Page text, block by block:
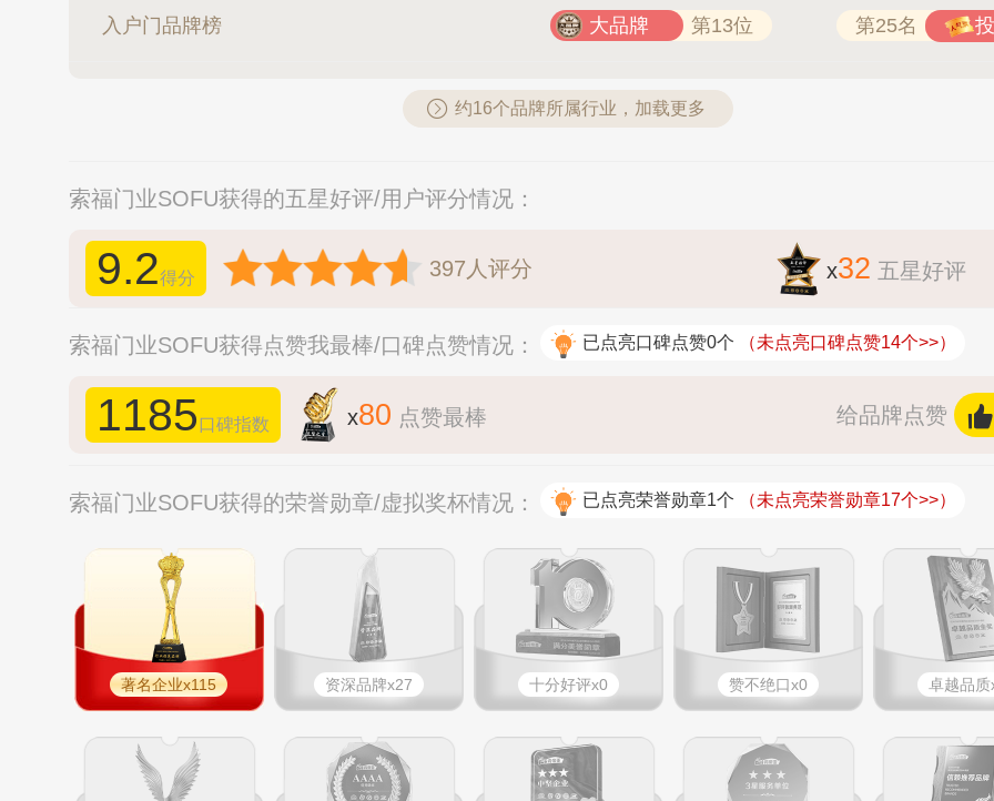
入户门品牌榜 大品牌 第13位 第25名
约16个品牌所属行业，加载更多
索福门业SOFU获得的五星好评/用户评分情况：
9.2得分 397 人评分 x32 五星好评
索福门业SOFU获得点赞我最棒/口碑点赞情况： 已点亮口碑点赞0个 （未点亮口碑点赞14个>>）
1185口碑指数 x80 点赞最棒 给品牌点赞
索福门业SOFU获得的荣誉勋章/虚拟奖杯情况： 已点亮荣誉勋章1个 （未点亮荣誉勋章17个>>）
著名企业x115 资深品牌x27 十分好评x0 赞不绝口x0 卓越品质